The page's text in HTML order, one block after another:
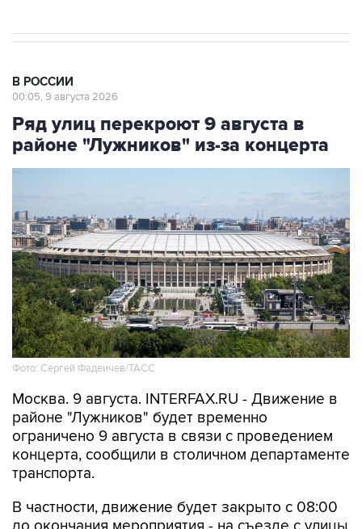
В РОССИИ
00:05, 9 августа 2026
Ряд улиц перекроют 9 августа в
районе "Лужников" из-за концерта
Фото: Сергей Фадеичев/ТАСС
Москва. 9 августа. INTERFAX.RU - Движение в
районе "Лужников" будет временно
ограничено 9 августа в связи с проведением
концерта, сообщили в столичном департаменте
транспорта.
В частности, движение будет закрыто с 08:00